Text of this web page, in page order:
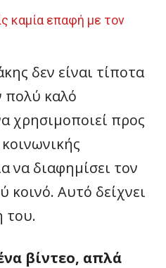
καμία επαφή με τον
δεν είναι τίποτα
καλό
χρησιμοποιεί προς
να διαφημίσει τον
κοινό. Αυτό δείχνει
του.
βίντεο, απλά